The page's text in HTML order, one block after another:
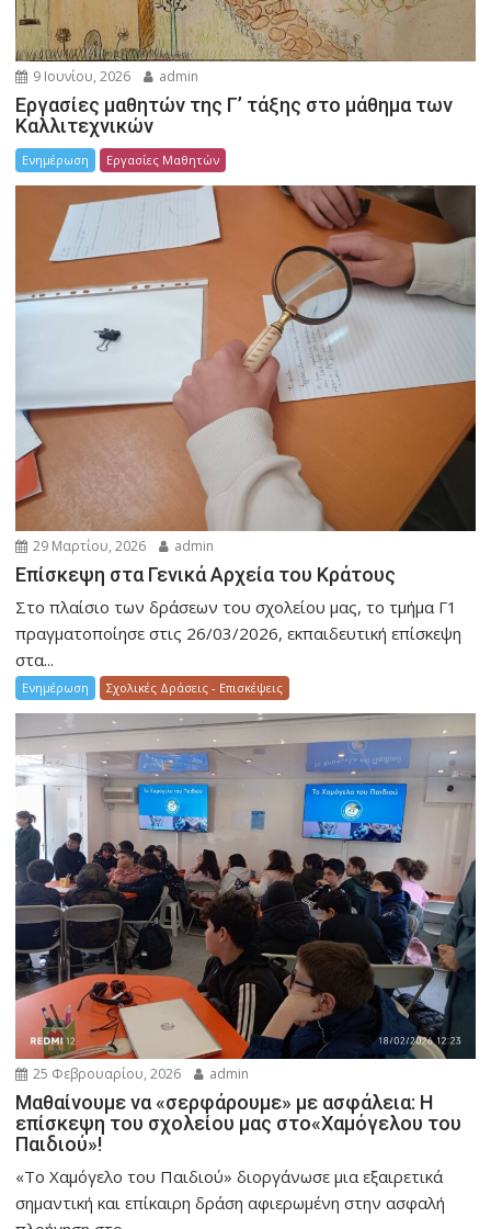
9 Ιουνίου, 2026 admin
Εργασίες μαθητών της Γ’ τάξης στο μάθημα των
Καλλιτεχνικών
Ενημέρωση Εργασίες Μαθητών
29 Μαρτίου, 2026 admin
Επίσκεψη στα Γενικά Αρχεία του Κράτους
Στο πλαίσιο των δράσεων του σχολείου μας, το τμήμα Γ1
πραγματοποίησε στις 26/03/2026, εκπαιδευτική επίσκεψη
στα...
Ενημέρωση Σχολικές Δράσεις - Επισκέψεις
25 Φεβρουαρίου, 2026 admin
Μαθαίνουμε να «σερφάρουμε» με ασφάλεια: Η
επίσκεψη του σχολείου μας στο«Χαμόγελου του
Παιδιού»!
«Το Χαμόγελο του Παιδιού» διοργάνωσε μια εξαιρετικά
σημαντική και επίκαιρη δράση αφιερωμένη στην ασφαλή